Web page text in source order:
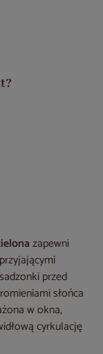
zapewni
przed
słońca
w okna,
cyrkulację